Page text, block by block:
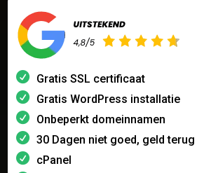
Gratis SSL certificaat
Gratis WordPress installatie
Onbeperkt domeinnamen
30 Dagen niet goed, geld terug
cPanel